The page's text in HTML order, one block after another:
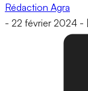
Rédaction Agra
- 22 février 2024 -